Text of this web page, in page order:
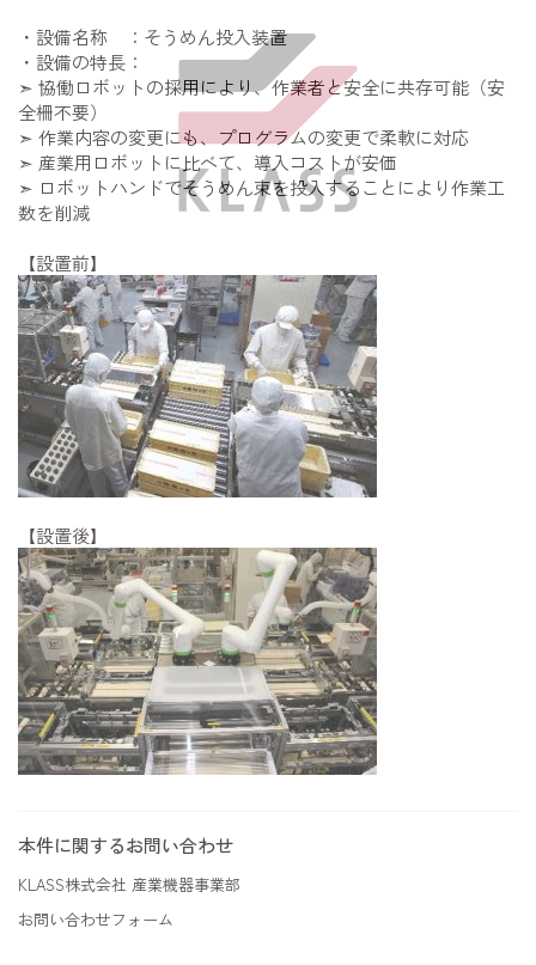
・設備名称 ：そうめん投入装置
・設備の特長：
➣ 協働ロボットの採用により、作業者と安全に共存可能（安
全柵不要）
➣ 作業内容の変更にも、プログラムの変更で柔軟に対応
➣ 産業用ロボットに比べて、導入コストが安価
➣ ロボットハンドでそうめん束を投入することにより作業工
数を削減
【設置前】
【設置後】
本件に関するお問い合わせ
KLASS株式会社 産業機器事業部
お問い合わせフォーム